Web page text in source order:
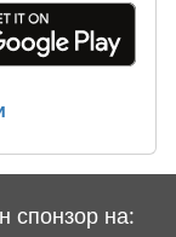
спонзор на: